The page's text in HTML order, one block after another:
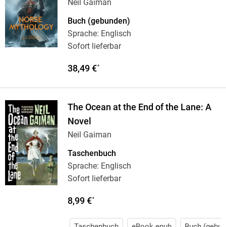
Neil Gaiman
Buch (gebunden)
Sprache: Englisch
Sofort lieferbar
38,49 €*
The Ocean at the End of the Lane: A
Novel
Neil Gaiman
Taschenbuch
Sprache: Englisch
Sofort lieferbar
8,99 €*